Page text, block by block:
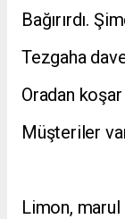
Bağırırdı.
Tezgaha
Oradan
Müşteriler
Limon,